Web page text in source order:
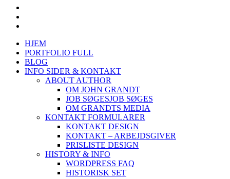
HJEM
PORTFOLIO FULL
BLOG
INFO SIDER & KONTAKT
ABOUT AUTHOR
OM JOHN GRANDT
JOB SØGESJOB SØGES
OM GRANDTS MEDIA
KONTAKT FORMULARER
KONTAKT DESIGN
KONTAKT – ARBEJDSGIVER
PRISLISTE DESIGN
HISTORY & INFO
WORDPRESS FAQ
HISTORISK SET